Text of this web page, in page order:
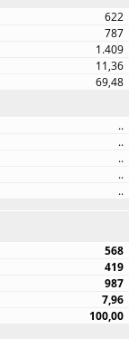
622
787
1.409
11,36
69,48
..
..
..
..
..
568
419
987
7,96
100,00